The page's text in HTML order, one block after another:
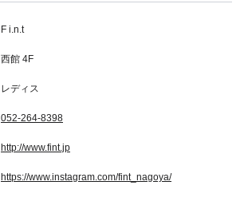
F i.n.t
西館 4F
レディス
052-264-8398
http://www.fint.jp
https://www.instagram.com/fint_nagoya/